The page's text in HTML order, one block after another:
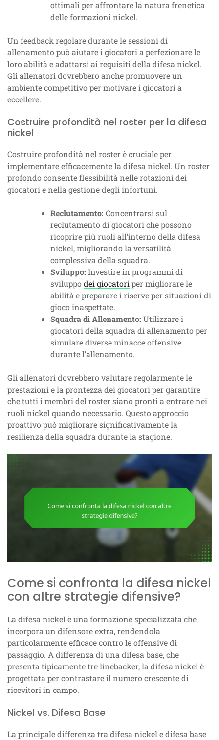
ottimali per affrontare la natura frenetica
delle formazioni nickel.
Un feedback regolare durante le sessioni di
allenamento può aiutare i giocatori a perfezionare le
loro abilità e adattarsi ai requisiti della difesa nickel.
Gli allenatori dovrebbero anche promuovere un
ambiente competitivo per motivare i giocatori a
eccellere.
Costruire profondità nel roster per la difesa
nickel
Costruire profondità nel roster è cruciale per
implementare efficacemente la difesa nickel. Un roster
profondo consente flessibilità nelle rotazioni dei
giocatori e nella gestione degli infortuni.
Reclutamento: Concentrarsi sul
reclutamento di giocatori che possono
ricoprire più ruoli all’interno della difesa
nickel, migliorando la versatilità
complessiva della squadra.
Sviluppo: Investire in programmi di
sviluppo dei giocatori per migliorare le
abilità e preparare i riserve per situazioni di
gioco inaspettate.
Squadra di Allenamento: Utilizzare i
giocatori della squadra di allenamento per
simulare diverse minacce offensive
durante l’allenamento.
Gli allenatori dovrebbero valutare regolarmente le
prestazioni e la prontezza dei giocatori per garantire
che tutti i membri del roster siano pronti a entrare nei
ruoli nickel quando necessario. Questo approccio
proattivo può migliorare significativamente la
resilienza della squadra durante la stagione.
Come si confronta la difesa nickel
con altre strategie difensive?
La difesa nickel è una formazione specializzata che
incorpora un difensore extra, rendendola
particolarmente efficace contro le offensive di
passaggio. A differenza di una difesa base, che
presenta tipicamente tre linebacker, la difesa nickel è
progettata per contrastare il numero crescente di
ricevitori in campo.
Nickel vs. Difesa Base
La principale differenza tra difesa nickel e difesa base